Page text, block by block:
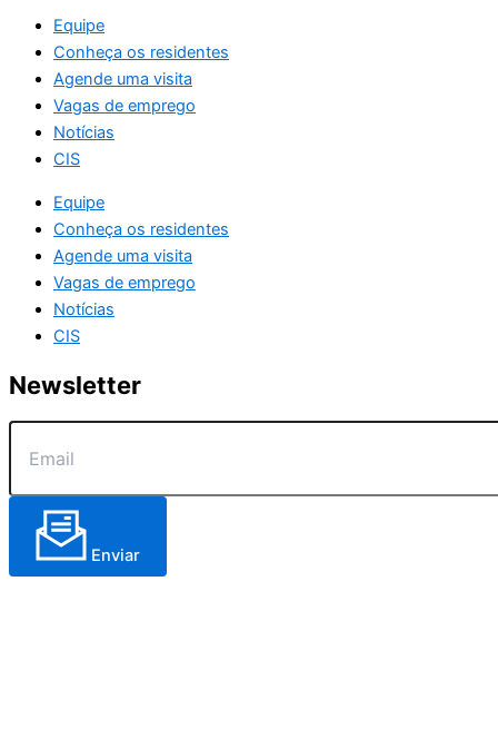
Equipe
Conheça os residentes
Agende uma visita
Vagas de emprego
Notícias
CIS
Equipe
Conheça os residentes
Agende uma visita
Vagas de emprego
Notícias
CIS
Newsletter
Enviar